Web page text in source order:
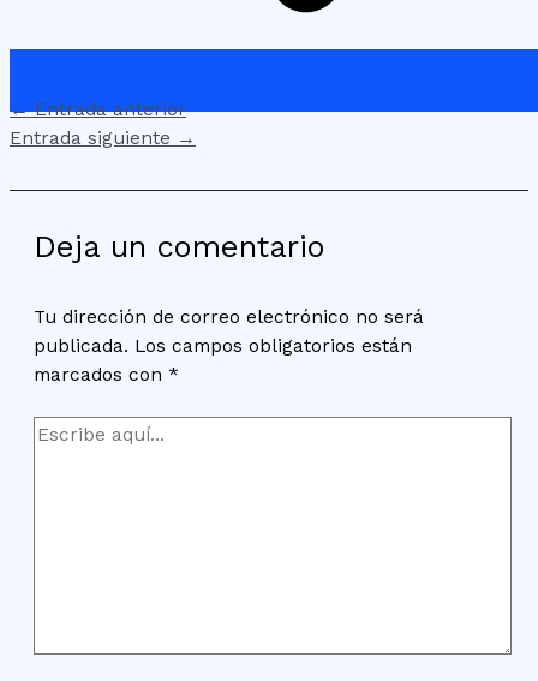
←Entrada anterior
Entrada siguiente →
Deja un comentario
Tu dirección de correo electrónico no será
publicada. Los campos obligatorios están
marcados con *
Escribe